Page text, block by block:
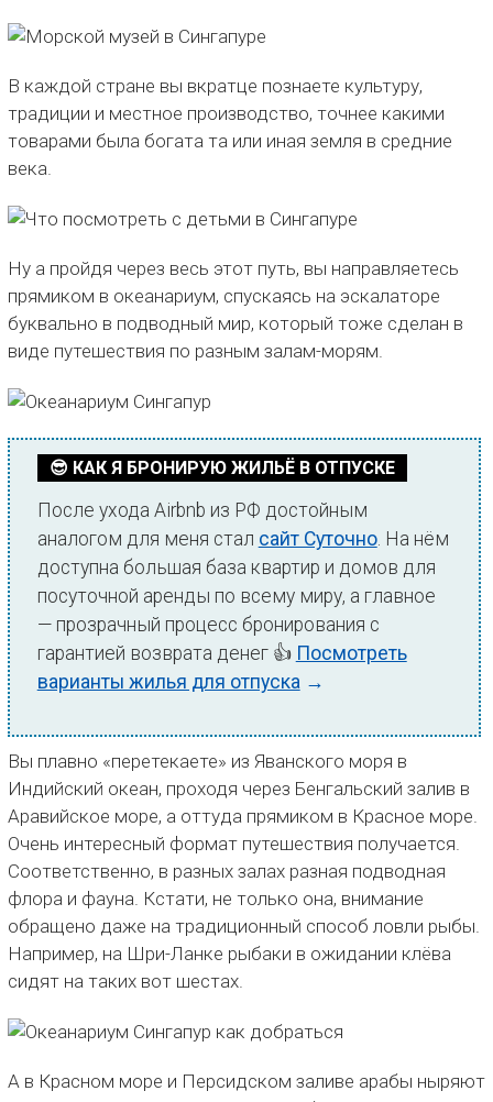
В каждой стране вы вкратце познаете культуру,
традиции и местное производство, точнее какими
товарами была богата та или иная земля в средние
века.
Ну а пройдя через весь этот путь, вы направляетесь
прямиком в океанариум, спускаясь на эскалаторе
буквально в подводный мир, который тоже сделан в
виде путешествия по разным залам-морям.
😎 КАК Я БРОНИРУЮ ЖИЛЬЁ В ОТПУСКЕ
После ухода Airbnb из РФ достойным
аналогом для меня стал сайт Суточно. На нём
доступна большая база квартир и домов для
посуточной аренды по всему миру, а главное
— прозрачный процесс бронирования с
гарантией возврата денег 👍 Посмотреть
варианты жилья для отпуска →
Вы плавно «перетекаете» из Яванского моря в
Индийский океан, проходя через Бенгальский залив в
Аравийское море, а оттуда прямиком в Красное море.
Очень интересный формат путешествия получается.
Соответственно, в разных залах разная подводная
флора и фауна. Кстати, не только она, внимание
обращено даже на традиционный способ ловли рыбы.
Например, на Шри-Ланке рыбаки в ожидании клёва
сидят на таких вот шестах.
А в Красном море и Персидском заливе арабы ныряют